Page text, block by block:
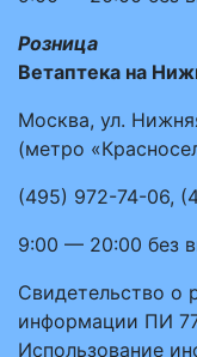
Розница
Ветаптека на
Москва, ул.
(метро
(495) 972-74-06,
9:00 — 20:00 без
Свидетельство о
информации ПИ
Использование